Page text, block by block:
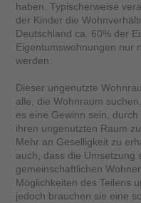
haben. Typischerweise
der Kinder die
Deutschland ca. 60% der
Eigentumswohnungen nur
werden.
Dieser ungenutzte
alle, die Wohnraum
es eine Gewinn sein,
ihren ungenutzten Raum
Mehr an Geselligkeit zu
auch, dass die Umsetzung
gemeinschaftlichen
Möglichkeiten des Teilens
jedoch brauchen sie eine